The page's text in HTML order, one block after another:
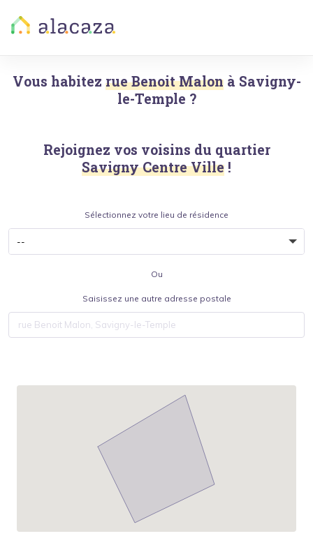
Vous habitez rue Benoit Malon à Savigny-
le-Temple ?
Rejoignez vos voisins du quartier
Savigny Centre Ville !
Sélectionnez votre lieu de résidence
Ou
Saisissez une autre adresse postale